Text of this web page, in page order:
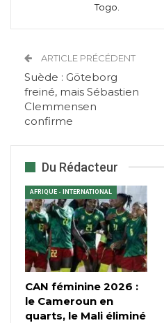
Togo.
ARTICLE PRÉCÉDENT
Suède : Göteborg
freiné, mais Sébastien
Clemmensen
confirme
Du Rédacteur
AFRIQUE - INTERNATIONAL
CAN féminine 2026 :
le Cameroun en
quarts, le Mali éliminé